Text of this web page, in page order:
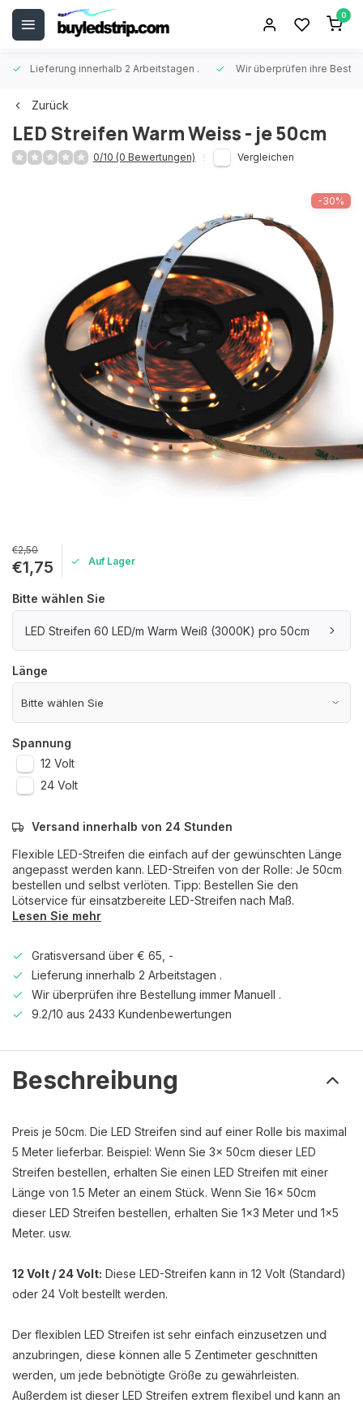
0
Lieferung innerhalb 2 Arbeitstagen . Wir überprüfen ihre
Zurück
LED Streifen Warm Weiss - je 50cm
0/10 (0 Bewertungen) Vergleichen
-30%
€2,50
€1,75 Auf Lager
Bitte wählen Sie
LED Streifen 60 LED/m Warm Weiß (3000K) pro 50cm
Länge
Spannung
12 Volt
24 Volt
Versand innerhalb von 24 Stunden
Flexible LED-Streifen die einfach auf der gewünschten Länge
angepasst werden kann. LED-Streifen von der Rolle: Je 50cm
bestellen und selbst verlöten. Tipp: Bestellen Sie den
Lötservice für einsatzbereite LED-Streifen nach Maß.
Lesen Sie mehr
Gratisversand über € 65, -
Lieferung innerhalb 2 Arbeitstagen .
Wir überprüfen ihre Bestellung immer Manuell .
9.2/10 aus 2433 Kundenbewertungen
Beschreibung
Preis je 50cm. Die LED Streifen sind auf einer Rolle bis maximal
5 Meter lieferbar. Beispiel: Wenn Sie 3x 50cm dieser LED
Streifen bestellen, erhalten Sie einen LED Streifen mit einer
Länge von 1.5 Meter an einem Stück. Wenn Sie 16x 50cm
dieser LED Streifen bestellen, erhalten Sie 1x3 Meter und 1x5
Meter. usw.
12 Volt / 24 Volt: Diese LED-Streifen kann in 12 Volt (Standard)
oder 24 Volt bestellt werden.
Der flexiblen LED Streifen ist sehr einfach einzusetzen und
anzubringen, diese können alle 5 Zentimeter geschnitten
werden, um jede bebnötigte Größe zu gewährleisten.
Außerdem ist dieser LED Streifen extrem flexibel und kann an